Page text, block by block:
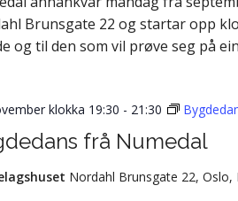
Brunsgate 22 og startar opp
og til den som vil prøve seg på
frå Numedal
klokka 19:30 - 21:30
Nordahl Brunsgate 22, Oslo,